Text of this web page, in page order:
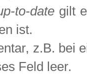
to-date gilt
ist.
z.B. bei
Feld leer.